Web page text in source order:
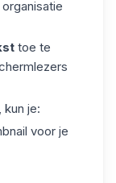
toe te
, kun je:
voor je